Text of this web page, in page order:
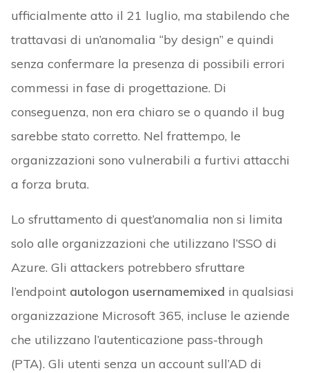
ufficialmente atto il 21 luglio, ma stabilendo che
trattavasi di un’anomalia “by design” e quindi
senza confermare la presenza di possibili errori
commessi in fase di progettazione. Di
conseguenza, non era chiaro se o quando il bug
sarebbe stato corretto. Nel frattempo, le
organizzazioni sono vulnerabili a furtivi attacchi
a forza bruta.
Lo sfruttamento di quest’anomalia non si limita
solo alle organizzazioni che utilizzano l’SSO di
Azure. Gli attackers potrebbero sfruttare
l’endpointautologon usernamemixed in qualsiasi
organizzazione Microsoft 365, incluse le aziende
che utilizzano l’autenticazione pass-through
(PTA). Gli utenti senza un account sull’AD di